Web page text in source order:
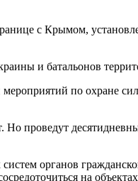
с Крымом,
и батальонов
по охране
Но проведут
органов
на